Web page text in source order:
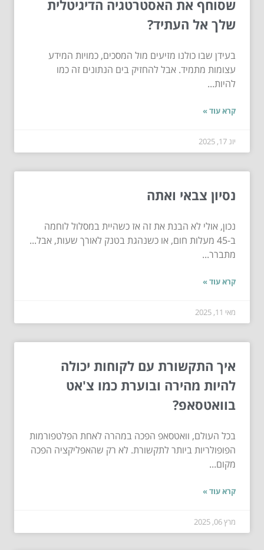
שסוחף את האסטרטגיה הדיגיטלית
שלך אל העתיד?
בעידן שבו כולנו מזיעים מול המסכים, כמויות המידע
עצומות מתמיד. אבל להחזיק בים הנתונים זה כמו
להיות...
קרא עוד »
יונ 17, 2025
נסיון צבאי ואתה
נכון, אולי לא הבנת את זה אז כשהיית במסלול לוחמה
ב-45 מעלות חום, או כשנהגת בטנק לאורך שעות, אבל...
מתברר...
קרא עוד »
מאי 11, 2025
איך התקשורת עם לקוחות יכולה
להיות מהירה ובוערת כמו צ'אט
בוואטסאפ?
בכל העולם, וואטסאפ הפכה במהרה לאחת הפלטפורמות
הפופולריות ביותר לתקשורת. לא רק שהאפליקציה הפכה
מקום...
קרא עוד »
מרץ 06, 2025